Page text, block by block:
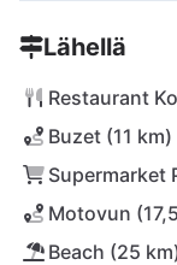
Lähellä
Restaurant
Buzet (11 km)
Supermarket
Motovun
Beach (25